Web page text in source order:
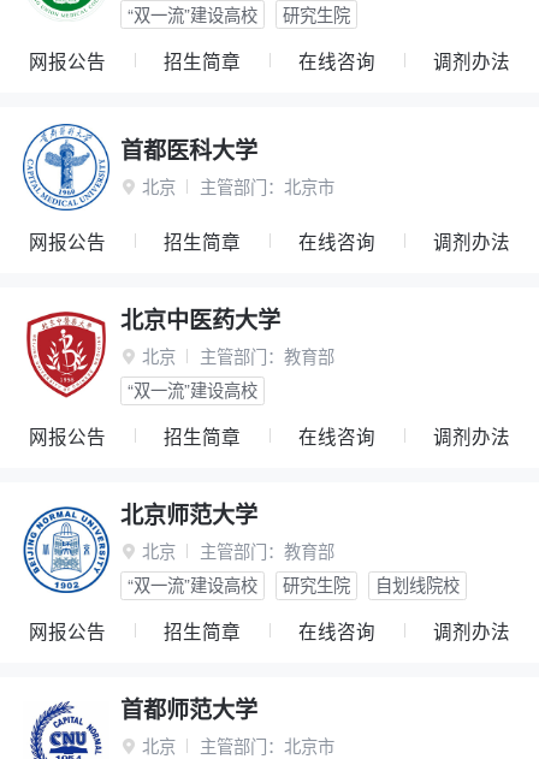
“双一流”建设高校
研究生院
网报公告 招生简章 在线咨询 调剂办法
首都医科大学
 北京 主管部门： 北京市
网报公告 招生简章 在线咨询 调剂办法
北京中医药大学
 北京 主管部门： 教育部
“双一流”建设高校
网报公告 招生简章 在线咨询 调剂办法
北京师范大学
 北京 主管部门： 教育部
“双一流”建设高校
研究生院 自划线院校
网报公告 招生简章 在线咨询 调剂办法
首都师范大学
 北京 主管部门： 北京市